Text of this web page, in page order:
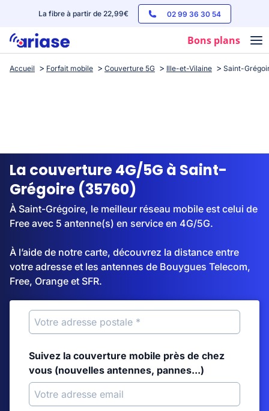
La fibre à partir de 22,99€ 02 99 36 30 54
Bons plans
Box internet
Streaming
Accueil Forfait mobile Couverture 5G Ille-et-Vilaine Saint-
La couverture 4G/5G à Saint-
Grégoire (35760)
À Saint-Grégoire, le meilleur réseau mobile est celui de
Free avec 5 antenne(s) en service en 4G/5G.
À l’aide de notre carte, découvrez la distance entre
votre adresse et les antennes de Bouygues Telecom,
Free, Orange et SFR.
Suivez la couverture mobile près de chez
vous (nouvelles antennes, pannes...)